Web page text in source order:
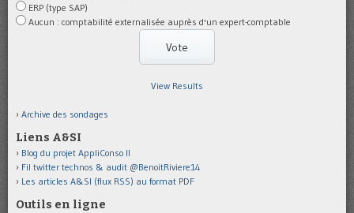
ERP (type SAP)
Aucun : comptabilité externalisée auprès d'un expert-comptable
View Results
Archive des sondages
Liens A&SI
Blog du projet AppliConso II
Fil twitter technos & audit @BenoitRiviere14
Les articles A&SI (flux RSS) au format PDF
Outils en ligne